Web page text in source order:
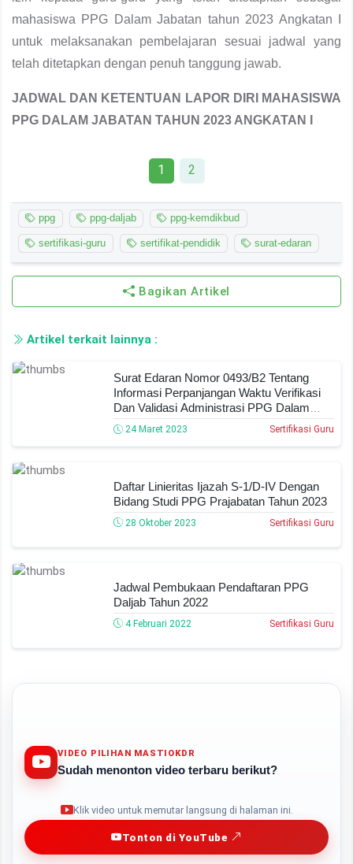
mahasiswa PPG Dalam Jabatan tahun 2023 Angkatan I
untuk melaksanakan pembelajaran sesuai jadwal yang
telah ditetapkan dengan penuh tanggung jawab.
JADWAL DAN KETENTUAN LAPOR DIRI MAHASISWA
PPG DALAM JABATAN TAHUN 2023 ANGKATAN I
1 2
ppg ppg-daljab ppg-kemdikbud
sertifikasi-guru sertifikat-pendidik surat-edaran
Bagikan Artikel
Artikel terkait lainnya :
Surat Edaran Nomor 0493/B2 Tentang
Informasi Perpanjangan Waktu Verifikasi
Dan Validasi Administrasi PPG Dalam
Jabatan Bagi Guru Yang Belum Lulus Uji
Tulis Nasional Atau Uji Kompetensi Pada
24 Maret 2023 Sertifikasi Guru
Daftar Linieritas Ijazah S-1/D-IV Dengan
Bidang Studi PPG Prajabatan Tahun 2023
28 Oktober 2023 Sertifikasi Guru
Jadwal Pembukaan Pendaftaran PPG
Daljab Tahun 2022
4 Februari 2022 Sertifikasi Guru
VIDEO PILIHAN MASTIOKDR
Sudah menonton video terbaru berikut?
Klik video untuk memutar langsung di halaman ini.
Tonton di YouTube